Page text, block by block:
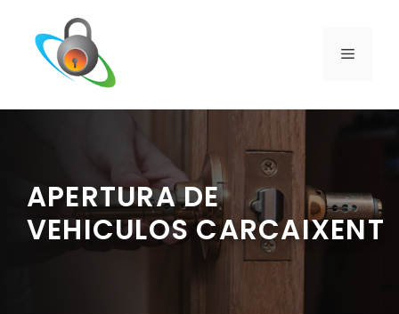
contenido
MENÚ
APERTURA DE
VEHICULOS CARCAIXENT